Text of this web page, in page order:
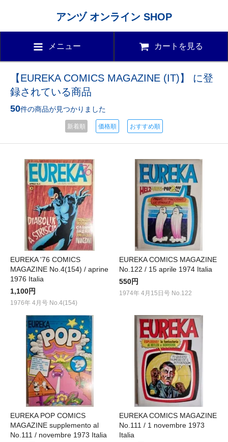
アンヅ オンライン SHOP
メニュー カートを見る
【EUREKA COMICS MAGAZINE (IT)】 に登
録されている商品
50件の商品が見つかりました
新着順 価格順 おすすめ順
EUREKA '76 COMICS
MAGAZINE No.4(154) / aprine
1976 Italia
1,100円
1976年 4月号 No.4(154)
EUREKA COMICS MAGAZINE
No.122 / 15 aprile 1974 Italia
550円
1974年 4月15日号 No.122
EUREKA POP COMICS
MAGAZINE supplemento al
No.111 / novembre 1973 Italia
EUREKA COMICS MAGAZINE
No.111 / 1 novembre 1973
Italia